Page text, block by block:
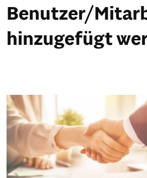
Mit Gerät
Unternehmens-
Mein Konto
Suche
Benutzer/
hinzugefügt